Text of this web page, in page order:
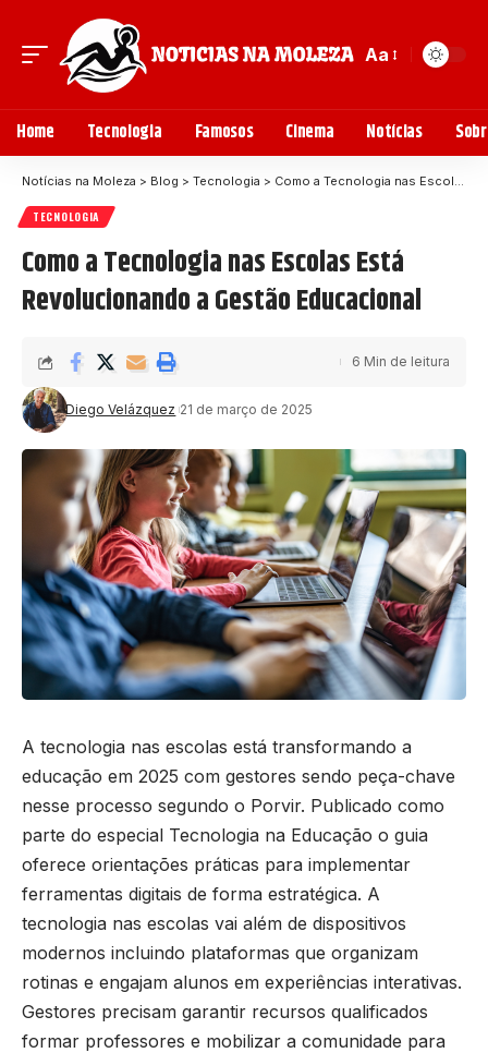
Aa
Home Tecnologia Famosos Cinema Notícias
Notícias na Moleza > Blog > Tecnologia > Como a Tecnologia nas Escolas Está Revolucionando a Gestão Educacional
TECNOLOGIA
Como a Tecnologia nas Escolas Está
Revolucionando a Gestão Educacional
Diego Velázquez 21 de março de 2025
6 Min de leitura
A tecnologia nas escolas está transformando a
educação em 2025 com gestores sendo peça-chave
nesse processo segundo o Porvir. Publicado como
parte do especial Tecnologia na Educação o guia
oferece orientações práticas para implementar
ferramentas digitais de forma estratégica. A
tecnologia nas escolas vai além de dispositivos
modernos incluindo plataformas que organizam
rotinas e engajam alunos em experiências interativas.
Gestores precisam garantir recursos qualificados
formar professores e mobilizar a comunidade para